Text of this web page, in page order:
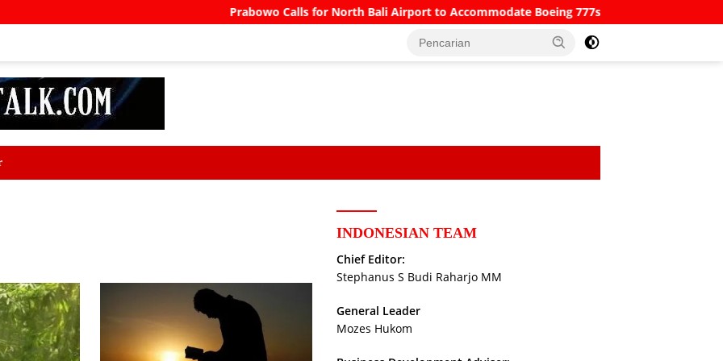
Prabowo Calls for North Bali Airport to Accommodate Boeing 777s and Airbus A380s
INDONESIAN TEAM
Chief Editor:
Stephanus S Budi Raharjo MM
General Leader
Mozes Hukom